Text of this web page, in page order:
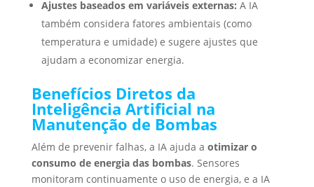
Ajustes baseados em variáveis externas: A IA
também considera fatores ambientais (como
temperatura e umidade) e sugere ajustes que
ajudam a economizar energia.
Benefícios Diretos da
Inteligência Artificial na
Manutenção de Bombas
Além de prevenir falhas, a IA ajuda a otimizar o
consumo de energia das bombas. Sensores
monitoram continuamente o uso de energia, e a IA